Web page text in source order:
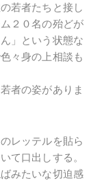
若者たちと接し
２０名の殆どが
」という状態な
々身の上相談も
者の姿がありま
レッテルを貼ら
て口出しする。
みたいな切迫感